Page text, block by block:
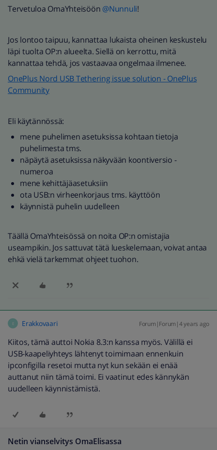
Tervetuloa OmaYhteisöön @Nunnuli!
Jos lontoo taipuu, kannattaa lukaista oheinen keskustelu
läpi tuolta OP:n alueelta. Siellä on kerrottu, mitä
kannattaa tehdä, jos vastaavaa ongelmaa ilmenee.
OnePlus Nord USB Tethering issue solution - OnePlus
Community
Eli käytännössä:
mene puhelimen asetuksissa kohtaan tietoja
puhelimesta tms.
näpäytä asetuksissa näkyvään koontiversio -
numeroa
mene kehittäjäasetuksiin
ota USB:n virheenkorjaus tms. käyttöön
käynnistä puhelin uudelleen
Täällä OmaYhteisössä on noita OP:n omistajia
useampikin. Jos sattuvat tätä lueskelemaan, voivat antaa
ehkä vielä tarkemmat ohjeet tuohon.
E Erakkovaari Forum|Forum|4 years ago
Kiitos, tämä auttoi Nokia 8.3:n kanssa myös. Välillä ei
USB-kaapeliyhteys lähtenyt toimimaan ennenkuin
ipconfigilla resetoi mutta nyt kun sekään ei enää
auttanut niin tämä toimi. Ei vaatinut edes kännykän
uudelleen käynnistämistä.
Netin vianselvitys OmaElisassa